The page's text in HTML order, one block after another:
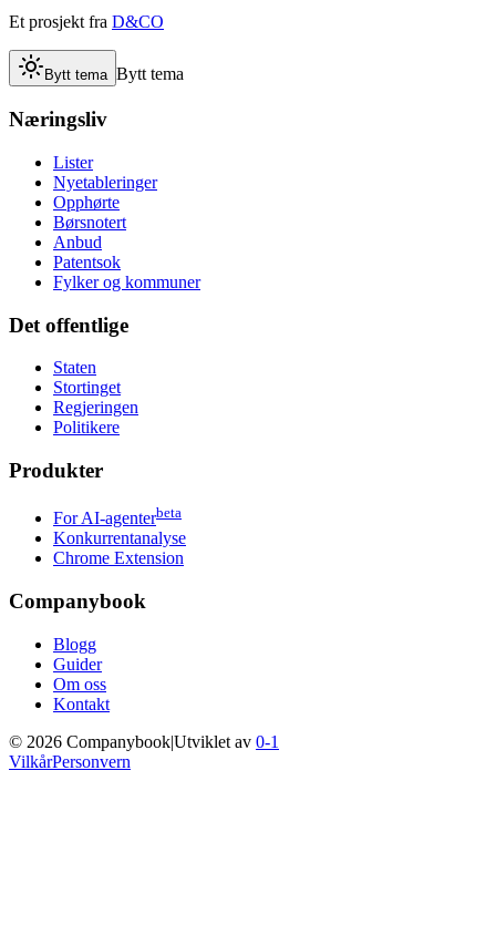
Et prosjekt fra D&CO
Bytt tema Bytt tema
Næringsliv
Lister
Nyetableringer
Opphørte
Børsnotert
Anbud
Patentsok
Fylker og kommuner
Det offentlige
Staten
Stortinget
Regjeringen
Politikere
Produkter
For AI-agenterbeta
Konkurrentanalyse
Chrome Extension
Companybook
Blogg
Guider
Om oss
Kontakt
© 2026 Companybook|Utviklet av 0-1
VilkårPersonvern